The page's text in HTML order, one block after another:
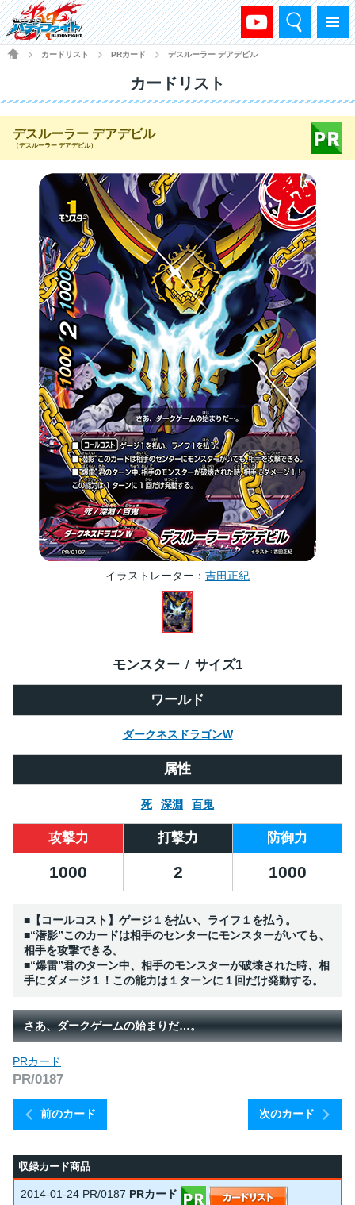
メニュー
検索
HOME
カードリスト PRカード デスルーラー デアデビル
カードリスト
デスルーラー デアデビル
（デスルーラー デアデビル）
イラストレーター 吉田正紀
ワールド
ダークネスドラゴンW
モンスター サイズ1
属性
死 深淵 百鬼
攻撃力 打撃力 防御力
1000 2 1000
■【コールコスト】ゲージ１を払い、ライフ１を払う。
■“潜影”このカードは相手のセンターにモンスターがいても、
相手を攻撃できる。
■“爆雷”君のターン中、相手のモンスターが破壊された時、相
手にダメージ１！この能力は１ターンに１回だけ発動する。
さあ、ダークゲームの始まりだ…。
前のカード
PRカード
PR/0187
次のカード
収録カード商品
2014-01-24 PR/0187 PRカード